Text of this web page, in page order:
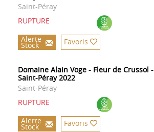
Saint-Péray
RUPTURE
Alerte
Stock Favoris
Domaine Alain Voge - Fleur de Crussol -
Saint-Péray 2022
Saint-Péray
RUPTURE
Alerte
Stock Favoris